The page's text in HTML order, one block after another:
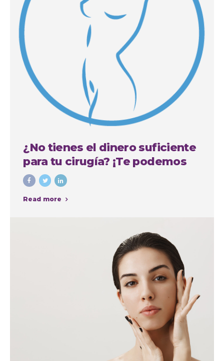
¿No tienes el dinero suficiente
para tu cirugía? ¡Te podemos
financiar!
Read more